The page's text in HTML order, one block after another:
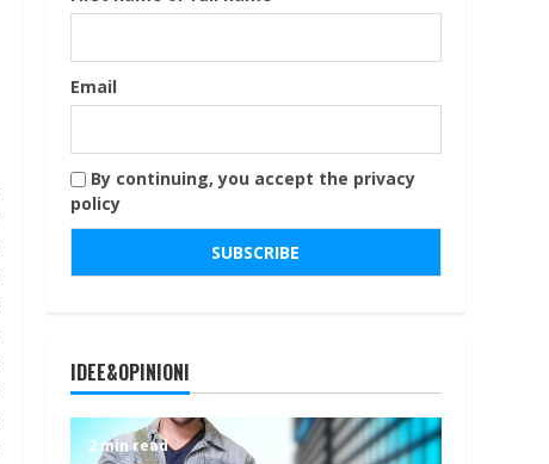
Email
By continuing, you accept the privacy
policy
IDEE&OPINIONI
2 min read